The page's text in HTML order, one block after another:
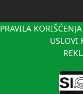
PRAVILA
USLOVI